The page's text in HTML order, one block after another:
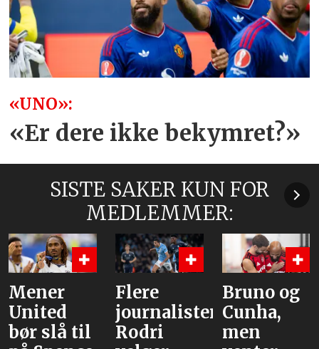
«UNO»:
«Er dere ikke bekymret?»
SISTE SAKER KUN FOR
MEDLEMMER:
Mener
United
bør slå til
Flere
journalister:
Rodri
Bruno og
Cunha,
men